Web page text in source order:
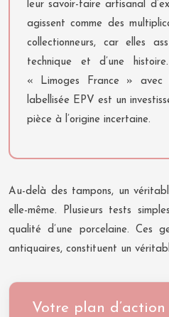
leur savoir-faire artisanal
agissent comme des
collectionneurs, car elles
technique et d’une
« Limoges France » avec
labellisée EPV est un
pièce à l’origine incertaine.
Au-delà des tampons, un
elle-même. Plusieurs tests
qualité d’une porcelaine. Ces
antiquaires, constituent un
Votre plan d’action